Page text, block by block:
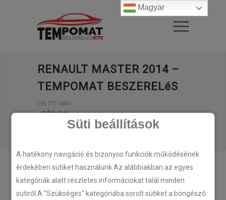
Süti beállítások
A hatékony navigáció és bizonyos funkciók működésének
érdekében sütiket használunk.Az alábbiakban az egyes
kategóriák alatt részletes információkat talál minden
sütiről.A "Szükséges" kategóriába sorolt sütiket a böngésző
RENAULT MASTER 2014 –
TEMPOMAT BESZERELéS
ÖN ITT VAN:
FŐOLDAL
/
RENAULT MASTER 2014 – TEMPOMAT
Magyar